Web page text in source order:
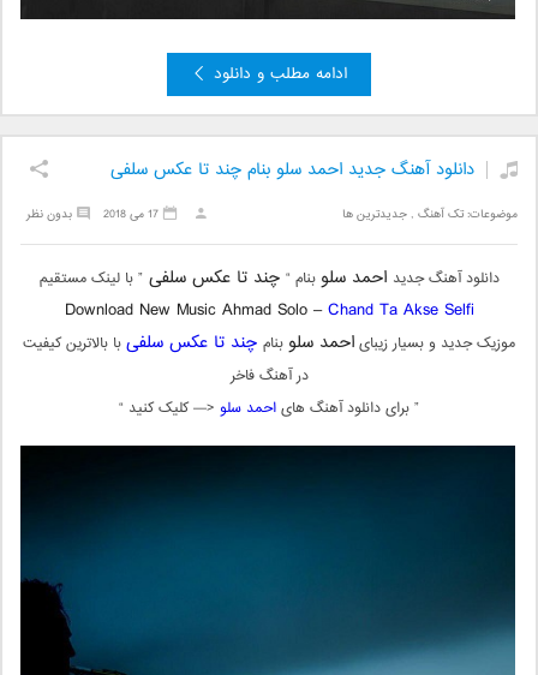
ادامه مطلب و دانلود
دانلود آهنگ جدید احمد سلو بنام چند تا عکس سلفی
موضوعات:تک آهنگ ,جدیدترین ها بدون نظر 17 می 2018
دانلود آهنگ جدید احمد سلو بنام “ چند تا عکس سلفی” با لینک مستقیم
Download New Music Ahmad Solo –Chand Ta Akse Selfi
موزیک جدید و بسیار زیبایاحمد سلو بنام چند تا عکس سلفیبا بالاترین کیفیت
در آهنگ فاخر
” برای دانلود آهنگ هایاحمد سلو <— کلیک کنید “